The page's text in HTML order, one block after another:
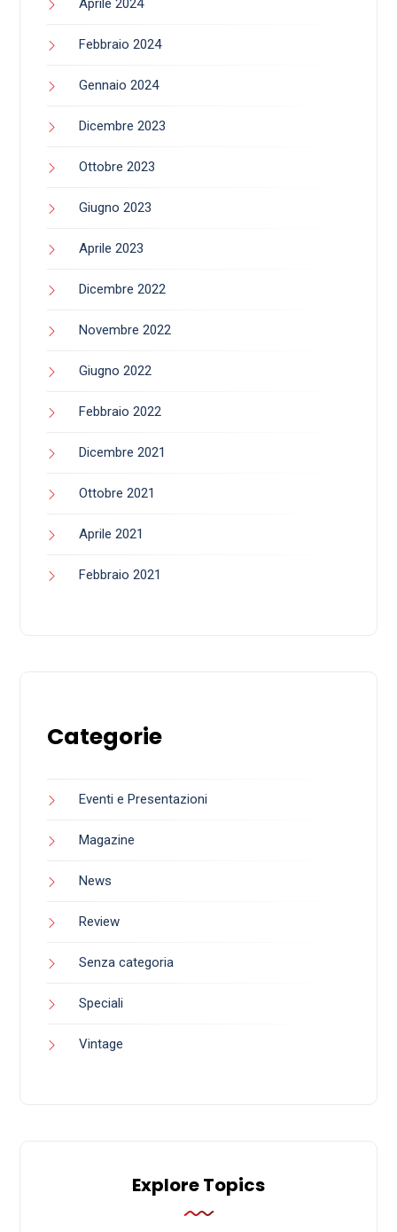
Aprile 2024
Febbraio 2024
Gennaio 2024
Dicembre 2023
Ottobre 2023
Giugno 2023
Aprile 2023
Dicembre 2022
Novembre 2022
Giugno 2022
Febbraio 2022
Dicembre 2021
Ottobre 2021
Aprile 2021
Febbraio 2021
Categorie
Eventi e Presentazioni
Magazine
News
Review
Senza categoria
Speciali
Vintage
Explore Topics